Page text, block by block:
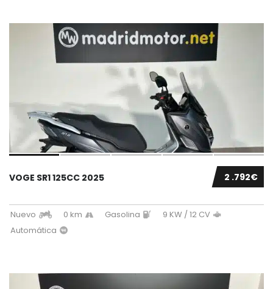
2 .792€
VOGE SR1 125CC 2025
Nuevo 0 km Gasolina
9 KW / 12 CV
Automática